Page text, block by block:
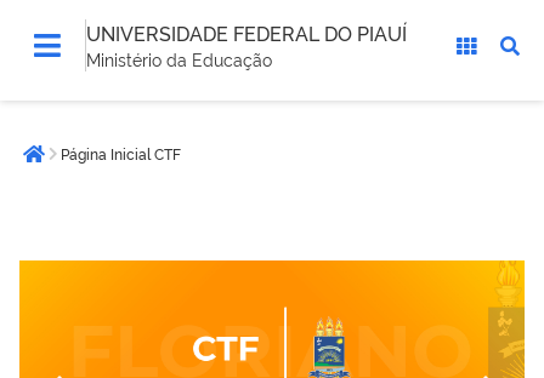
UNIVERSIDADE FEDERAL DO PIAUÍ
Ministério da Educação
estáPágina inicial
Página Inicial CTF